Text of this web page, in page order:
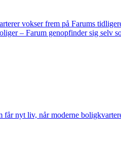
vokser frem på Farums
– Farum genopfinder sig selv
får nyt liv, når moderne